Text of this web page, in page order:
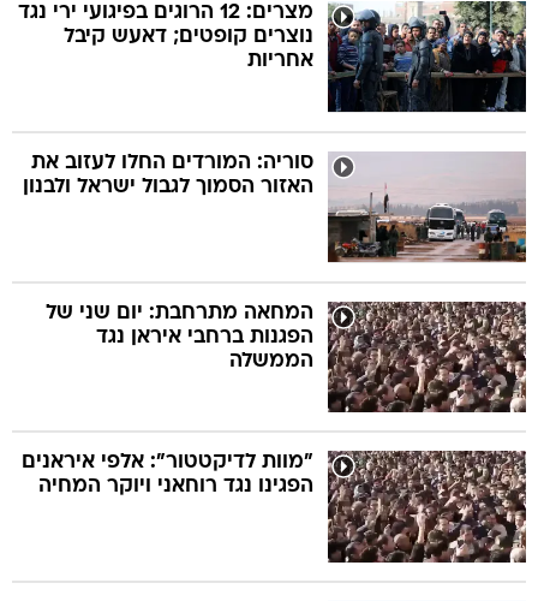
מצרים: 12 הרוגים בפיגועי ירי נגד
נוצרים קופטים; דאעש קיבל
אחריות
סוריה: המורדים החלו לעזוב את
האזור הסמוך לגבול ישראל ולבנון
המחאה מתרחבת: יום שני של
הפגנות ברחבי איראן נגד
הממשלה
"מוות לדיקטטור": אלפי איראנים
הפגינו נגד רוחאני ויוקר המחיה